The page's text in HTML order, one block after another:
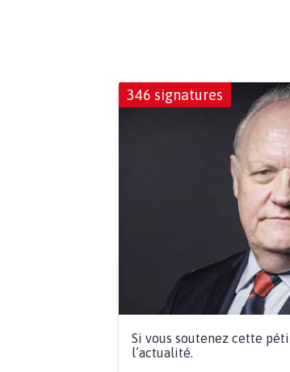
346 signatures
Si vous soutenez cette
l’actualité.